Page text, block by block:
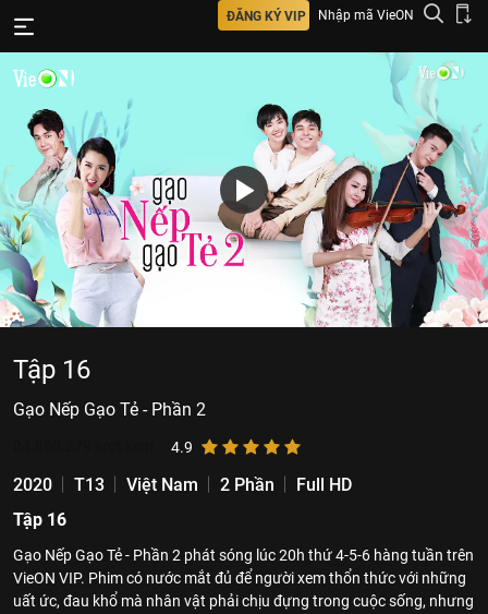
ĐĂNG KÝ VIP Nhập mã VieON
Tập 16
Gạo Nếp Gạo Tẻ - Phần 2
4.9
2020 T13 Việt Nam 2 Phần
Full HD
Tập 16
Gạo Nếp Gạo Tẻ - Phần 2 phát sóng lúc 20h thứ 4-5-6 hàng tuần trên
VieON VIP. Phim có nước mắt đủ để người xem thổn thức với những
uất ức, đau khổ mà nhân vật phải chịu đựng trong cuộc sống, nhưng